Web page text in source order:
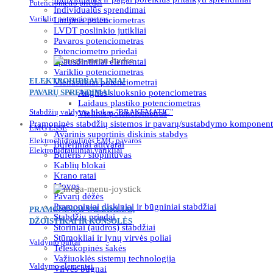
Individualūs sprendimai
Linijinis potenciometras
LVDT poslinkio jutikliai
Pavaros potenciometras
Potenciometro priedai
Spausdintiniai elementai
Variklio potenciometras
Vienasūkiai potenciometrai
Anglies sluoksnio potenciometras
Laidaus plastiko potenciometras
Vielinis potenciometras
Pramoninės stabdžių sistemos ir pavarų/sustabdymo
Avarinis suportinis diskinis stabdys
Buferiniai atitvarai
Buferis / slopintuvas
Kablių blokai
Krano ratai
Movos
Pavarų dėžės
Pramoniniai diskiniai ir būgniniai stabdžiai
Stabdžių priedai
Storiniai (audros) stabdžiai
Stūmokliai ir lynų virvės poliai
Teleskopinės šakės
Važiuoklės sistemų technologija
Virvės būgnai
Potenciometro priedai
Variklio potenciometras
ELEKTROHIDRAULINIAI
PAVARŲ SPRENDIMAI
Stabdžių valdymo blokas "BRAKEMATIC"
EMG ESSE
Elektrochidraulinės EMG pavaros
Elektrohidrauliniai varikliai
PRAMONINIAI VALDIKLIAI,
DŽOISTIKAI IR KONSOLĖS
Valdymo pultai
Valdymo elementai